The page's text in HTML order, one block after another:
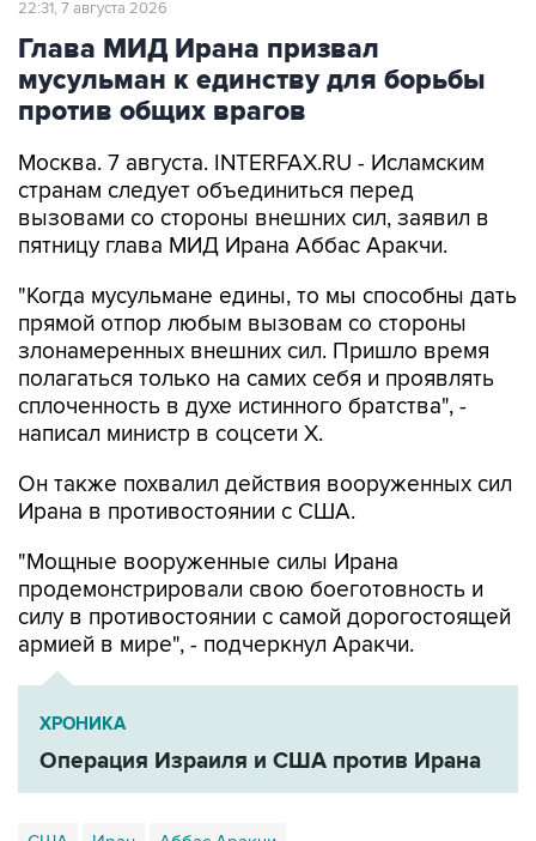
22:31, 7 августа 2026
Глава МИД Ирана призвал
мусульман к единству для борьбы
против общих врагов
Москва. 7 августа. INTERFAX.RU - Исламским
странам следует объединиться перед
вызовами со стороны внешних сил, заявил в
пятницу глава МИД Ирана Аббас Аракчи.
"Когда мусульмане едины, то мы способны дать
прямой отпор любым вызовам со стороны
злонамеренных внешних сил. Пришло время
полагаться только на самих себя и проявлять
сплоченность в духе истинного братства", -
написал министр в соцсети Х.
Он также похвалил действия вооруженных сил
Ирана в противостоянии с США.
"Мощные вооруженные силы Ирана
продемонстрировали свою боеготовность и
силу в противостоянии с самой дорогостоящей
армией в мире", - подчеркнул Аракчи.
ХРОНИКА
Операция Израиля и США против Ирана